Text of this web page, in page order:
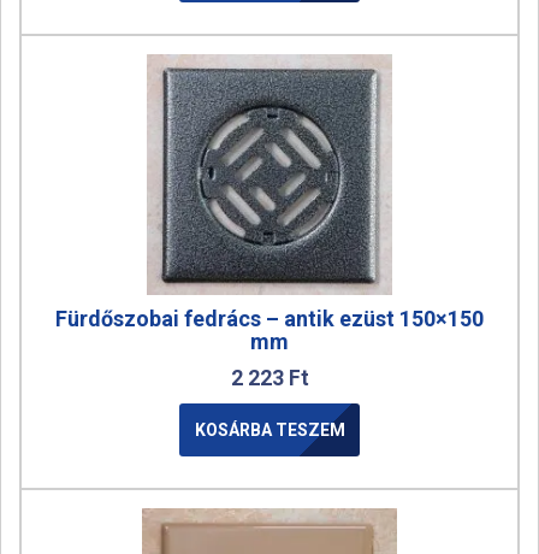
Fürdőszobai fedrács – antik ezüst 150×150
mm
2 223 Ft
KOSÁRBA TESZEM